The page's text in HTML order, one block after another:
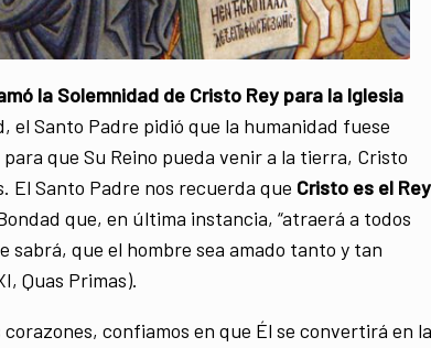
la Solemnidad de Cristo Rey para la Iglesia
el Santo Padre pidió que la humanidad fuese
que Su Reino pueda venir a la tierra, Cristo
El Santo Padre nos recuerda que Cristo es el Rey
que, en última instancia, “atraerá a todos
sabrá, que el hombre sea amado tanto y tan
Quas Primas).
confiamos en que Él se convertirá en la